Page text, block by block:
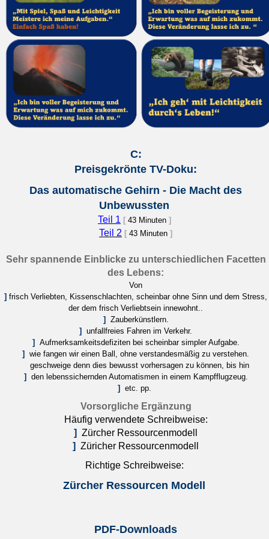
C:
Preisgekrönte TV-Doku:
Das automatische Gehirn - Die Macht des
Unbewussten
Teil 1 [ 43 Minuten ]
Teil 2 [ 43 Minuten ]
Sehr spannende Einblicke zu unterschiedlichen Facetten
des Lebens:
Von
] frisch Verliebten, Kissenschlachten, scheinbar ohne Sinn und dem Stress,
der dem frisch Verliebtsein innewohnt..
] Zauberkünstlern.
] unfallfreies Fahren im Verkehr.
] Aufmerksamkeitsdefiziten bei scheinbar simpler Aufgabe.
] wie fangen wir einen Ball, ohne verstandesmäßig zu verstehen.
geschweige denn dies bewusst vorhersagen zu können, bis hin
] den lebenssichernden Automatismen in einem Kampfflugzeug.
] etc. pp.
Vorsorgliche Ergänzung
Häufig verwendete Schreibweise:
] Zürcher Ressourcenmodell
] Züricher Ressourcenmodell
Richtige Schreibweise:
Zürcher Ressourcen Modell
PDF-Downloads